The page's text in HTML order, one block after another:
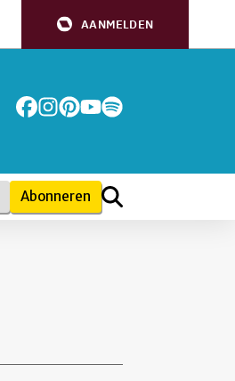
AANMELDEN
Abonneren